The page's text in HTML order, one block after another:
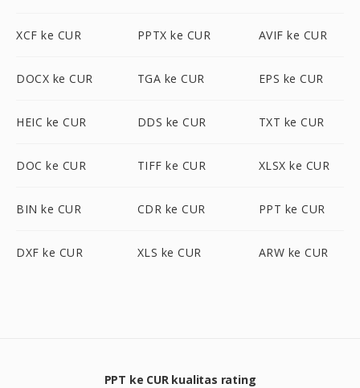
XCF ke CUR PPTX ke CUR AVIF ke CUR
DOCX ke CUR TGA ke CUR EPS ke CUR
HEIC ke CUR DDS ke CUR TXT ke CUR
DOC ke CUR TIFF ke CUR XLSX ke CUR
BIN ke CUR CDR ke CUR PPT ke CUR
DXF ke CUR XLS ke CUR ARW ke CUR
PPT ke CUR kualitas rating